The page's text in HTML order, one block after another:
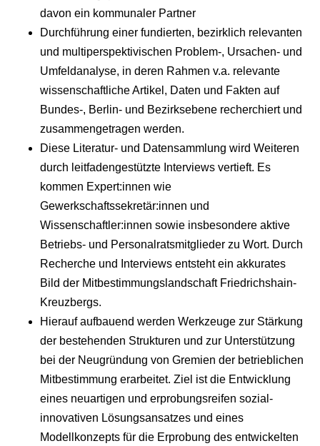
davon ein kommunaler Partner
Durchführung einer fundierten, bezirklich relevanten
und multiperspektivischen Problem-, Ursachen- und
Umfeldanalyse, in deren Rahmen v.a. relevante
wissenschaftliche Artikel, Daten und Fakten auf
Bundes-, Berlin- und Bezirksebene recherchiert und
zusammengetragen werden.
Diese Literatur- und Datensammlung wird Weiteren
durch leitfadengestützte Interviews vertieft. Es
kommen Expert:innen wie
Gewerkschaftssekretär:innen und
Wissenschaftler:innen sowie insbesondere aktive
Betriebs- und Personalratsmitglieder zu Wort. Durch
Recherche und Interviews entsteht ein akkurates
Bild der Mitbestimmungslandschaft Friedrichshain-
Kreuzbergs.
Hierauf aufbauend werden Werkzeuge zur Stärkung
der bestehenden Strukturen und zur Unterstützung
bei der Neugründung von Gremien der betrieblichen
Mitbestimmung erarbeitet. Ziel ist die Entwicklung
eines neuartigen und erprobungsreifen sozial-
innovativen Lösungsansatzes und eines
Modellkonzepts für die Erprobung des entwickelten